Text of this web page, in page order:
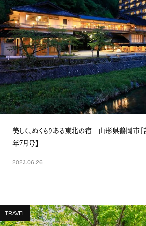
美しく、ぬくもりある東北の宿 山形県鶴岡市『
年7月号】
2023.06.26
TRAVEL